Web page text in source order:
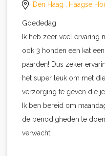
Den Haag , Haagse
Goededag
Ik heb zeer veel ervaring
ook 3 honden een kat
paarden! Dus zeker
het super leuk om met
verzorging te geven die
Ik ben bereid om
de benodigheden te
verwacht